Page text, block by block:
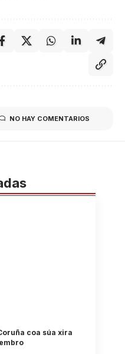
NO HAY COMENTARIOS
coa súa xira